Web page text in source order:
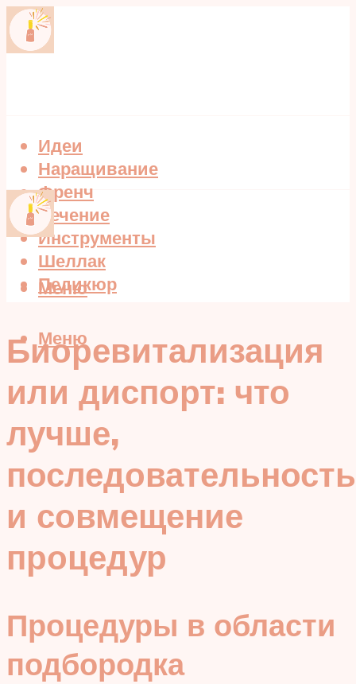
Идеи
Наращивание
Френч
Лечение
Инструменты
Шеллак
Педикюр
Меню
Меню
Биоревитализация
или диспорт: что
лучше,
последовательность
и совмещение
процедур
Процедуры в области
подбородка